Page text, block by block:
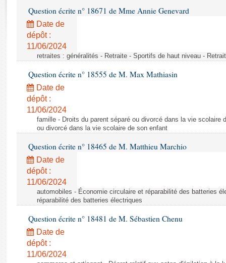
Rapports législatifs
Rapports sur l'application des lois
Baromètre de l’application des lois
Budget et sécurité sociale
Questions écrites et orales
Comptes rendus des débats
Question écrite n° 18671 de Mme Annie Genevard
Date de
dépôt :
11/06/2024
retraites : généralités - Retraite - Sportifs de haut niveau -
Question écrite n° 18555 de M. Max Mathiasin
Date de
dépôt :
11/06/2024
famille - Droits du parent séparé ou divorcé dans la vie scolaire
ou divorcé dans la vie scolaire de son enfant
Question écrite n° 18465 de M. Matthieu Marchio
Date de
dépôt :
11/06/2024
automobiles - Économie circulaire et réparabilité des batteries
réparabilité des batteries électriques
Question écrite n° 18481 de M. Sébastien Chenu
Date de
dépôt :
11/06/2024